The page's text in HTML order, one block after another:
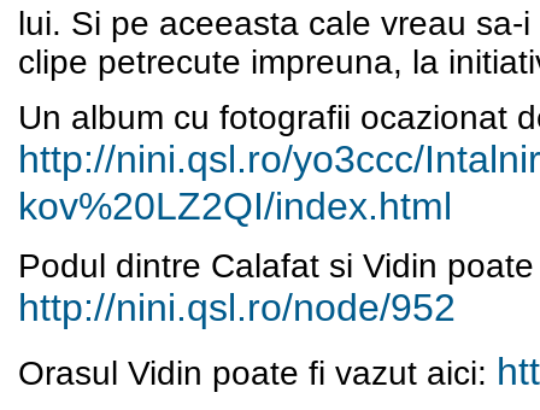
lui. Si pe aceeasta cale vreau
clipe petrecute impreuna, la
Un album cu fotografii ocazionat
http://nini.qsl.ro/yo3ccc/Inta
kov%20LZ2QI/index.html
Podul dintre Calafat si Vidin
http://nini.qsl.ro/node/952
Orasul Vidin poate fi vazut aici: